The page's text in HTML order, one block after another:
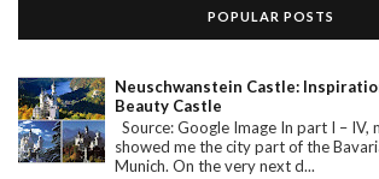
POPULAR POSTS
Neuschwanstein Castle:
Beauty Castle
Source: Google Image In part I – IV,
showed me the city part of the
Munich. On the very next d...